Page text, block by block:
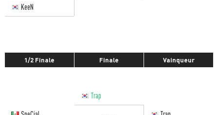
KeeN
1/2 Finale Finale Vainqueur
Trap